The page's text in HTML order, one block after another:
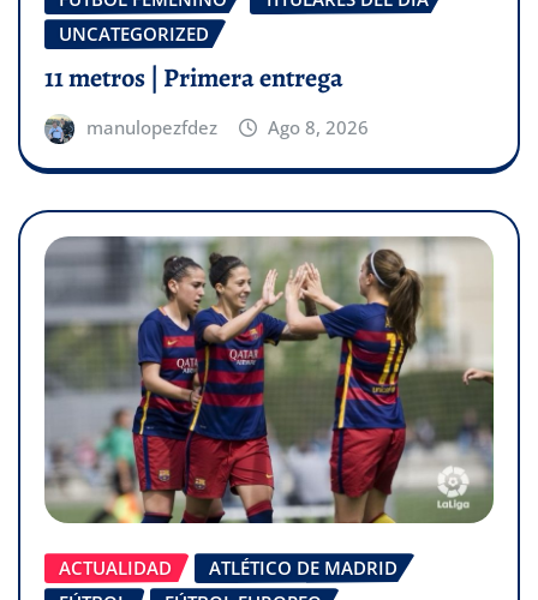
UNCATEGORIZED
11 metros | Primera entrega
manulopezfdez Ago 8, 2026
ACTUALIDAD
ATLÉTICO DE MADRID